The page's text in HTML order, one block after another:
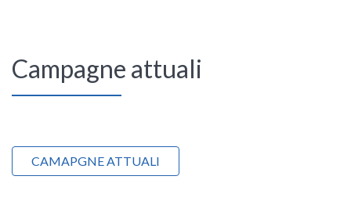
Campagne attuali
CAMAPGNE ATTUALI